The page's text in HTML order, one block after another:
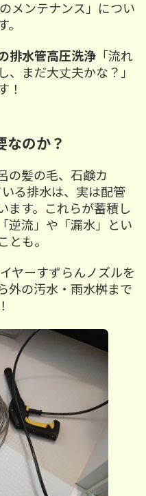
メンテナンス」につい
排水管高圧洗浄 「流れ
、まだ大丈夫かな？」
！
なのか？
の髪の毛、石鹸カ
る排水は、実は配管
ます。これらが蓄積し
逆流」や「漏水」とい
とも。
ヤーすずらんノズルを
外の汚水・雨水桝まで